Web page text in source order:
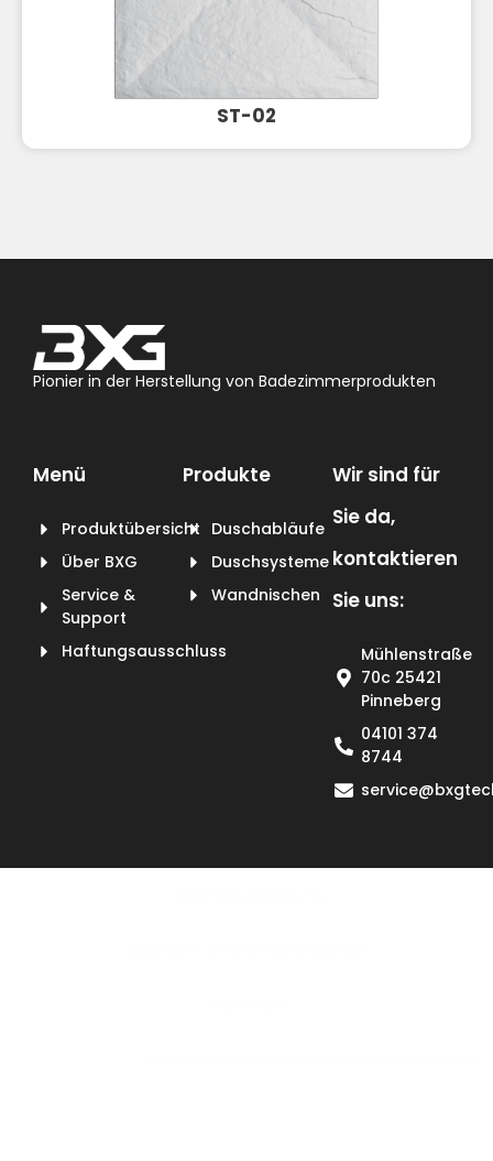
ST-02
Pionier in der Herstellung von Badezimmerprodukten
Menü
Produktübersicht
Über BXG
Service &
Support
Haftungsausschluss
Produkte
Duschabläufe
Duschsysteme
Wandnischen
Wir sind für
Sie da,
kontaktieren
Sie uns:
Mühlenstraße
70c 25421
Pinneberg
04101 374
8744